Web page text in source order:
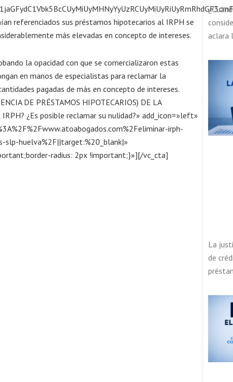
referenciados sus préstamos hipotecarios al IRPH se
más elevadas en concepto de intereses.
la opacidad con que se comercializaron estas
en manos de especialistas para reclamar la
pagadas de más en concepto de intereses.
DE PRÉSTAMOS HIPOTECARIOS) DE LA
¿Es posible reclamar su nulidad?» add_icon=»left»
irph-
huelva%2F||target:%20_blank|»
radius: 2px !important;}»][/vc_cta]
aclara
La
de